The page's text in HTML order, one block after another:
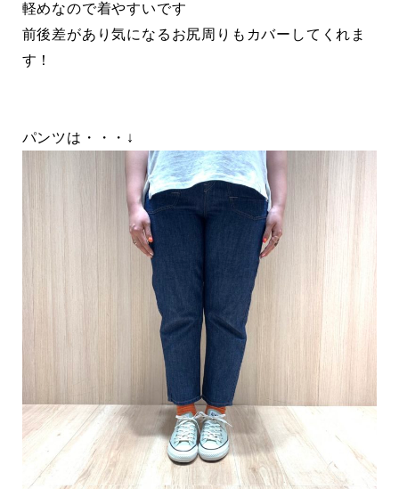
軽めなので着やすいです
前後差があり気になるお尻周りもカバーしてくれま
す！
パンツは・・・↓